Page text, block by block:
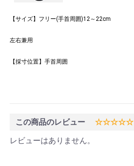
【サイズ】フリー(手首周囲)12～22cm
左右兼用
【採寸位置】手首周囲
この商品のレビュー ☆☆☆☆☆
レビューはありません。